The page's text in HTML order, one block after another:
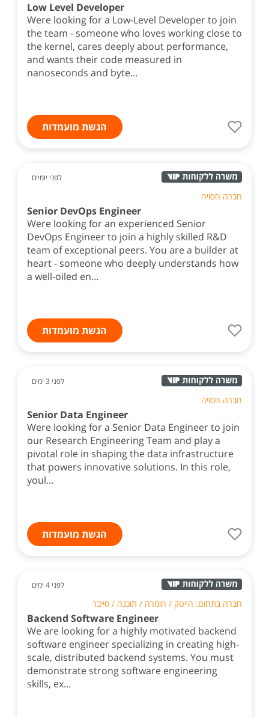
Low Level Developer
Were looking for a Low-Level Developer to join
the team - someone who loves working close to
the kernel, cares deeply about performance,
and wants their code measured in
nanoseconds and byte...
הגשת מועמדות
לפני יומיים
חברה חסויה
Senior DevOps Engineer
Were looking for an experienced Senior
DevOps Engineer to join a highly skilled R&D
team of exceptional peers. You are a builder at
heart - someone who deeply understands how
a well-oiled en...
הגשת מועמדות
לפני 3 ימים
חברה חסויה
Senior Data Engineer
Were looking for a Senior Data Engineer to join
our Research Engineering Team and play a
pivotal role in shaping the data infrastructure
that powers innovative solutions. In this role,
youl...
הגשת מועמדות
לפני 4 ימים
חברה בתחום: הייטק / חומרה / תוכנה / סייבר
Backend Software Engineer
We are looking for a highly motivated backend
software engineer specializing in creating high-
scale, distributed backend systems. You must
demonstrate strong software engineering
skills, ex...